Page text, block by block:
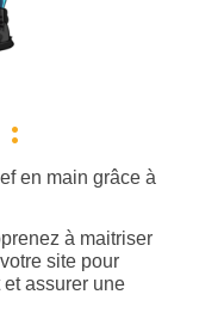
:
en main grâce à
à maitriser
site pour
assurer une